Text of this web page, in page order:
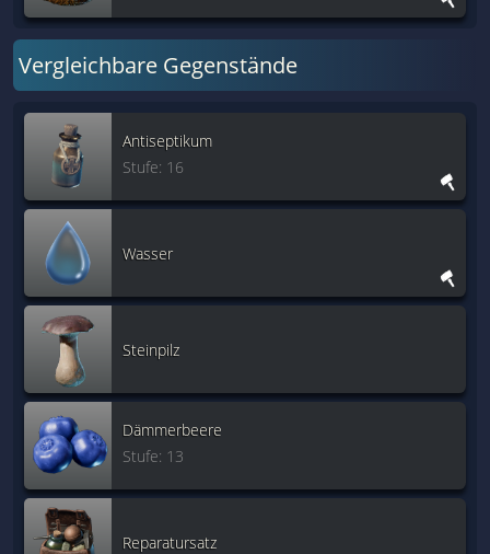
Vergleichbare Gegenstände
Antiseptikum
Stufe: 16
Wasser
Steinpilz
Dämmerbeere
Stufe: 13
Reparatursatz